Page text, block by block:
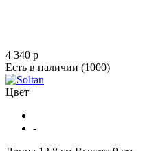
4 340 p
Есть в наличии (1000)
Цвет
-